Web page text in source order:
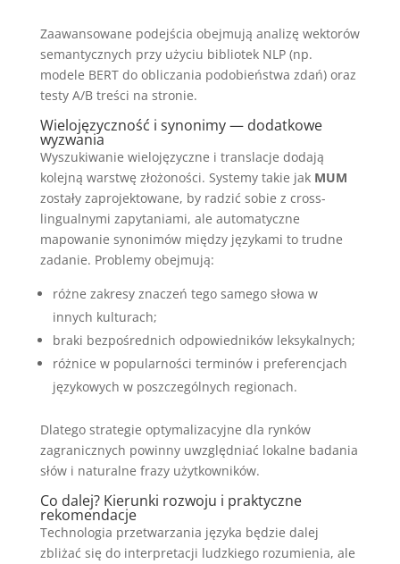
Zaawansowane podejścia obejmują analizę wektorów
semantycznych przy użyciu bibliotek NLP (np.
modele BERT do obliczania podobieństwa zdań) oraz
testy A/B treści na stronie.
Wielojęzyczność i synonimy — dodatkowe
wyzwania
Wyszukiwanie wielojęzyczne i translacje dodają
kolejną warstwę złożoności. Systemy takie jak MUM
zostały zaprojektowane, by radzić sobie z cross-
lingualnymi zapytaniami, ale automatyczne
mapowanie synonimów między językami to trudne
zadanie. Problemy obejmują:
różne zakresy znaczeń tego samego słowa w
innych kulturach;
braki bezpośrednich odpowiedników leksykalnych;
różnice w popularności terminów i preferencjach
językowych w poszczególnych regionach.
Dlatego strategie optymalizacyjne dla rynków
zagranicznych powinny uwzględniać lokalne badania
słów i naturalne frazy użytkowników.
Co dalej? Kierunki rozwoju i praktyczne
rekomendacje
Technologia przetwarzania języka będzie dalej
zbliżać się do interpretacji ludzkiego rozumienia, ale